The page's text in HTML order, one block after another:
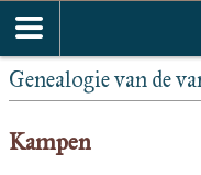
Genealogie van de
Kampen